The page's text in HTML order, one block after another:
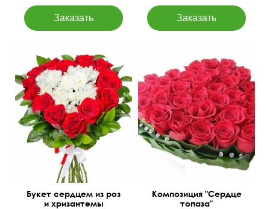
На проволочном каркасе
50 см
30 см
Букет сердцем из роз
и хризантемы
15 см 20 см
Композиция "Сердце
топаза"